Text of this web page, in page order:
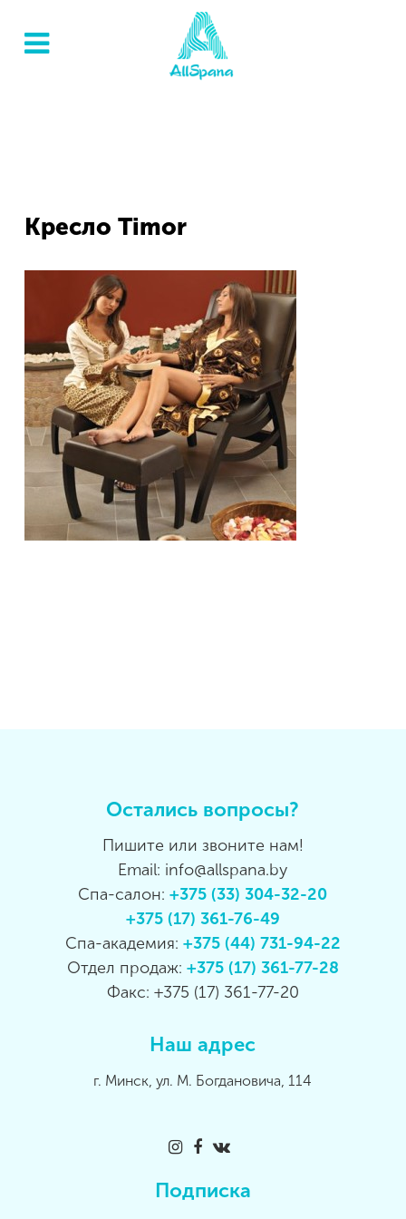
Кресло Timor
Остались вопросы?
Пишите или звоните нам!
Email: info@allspana.by
Спа-салон:+375 (33) 304-32-20
+375 (17) 361-76-49
Спа-академия: +375 (44) 731-94-22
Отдел продаж: +375 (17) 361-77-28
Факс: +375 (17) 361-77-20
Наш адрес
г. Минск, ул. М. Богдановича, 114
Подписка